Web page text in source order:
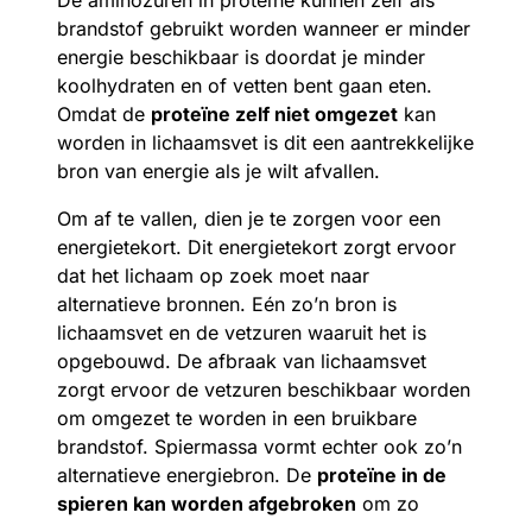
brandstof gebruikt worden wanneer er minder
energie beschikbaar is doordat je minder
koolhydraten en of vetten bent gaan eten.
Omdat de proteïne zelf niet omgezet kan
worden in lichaamsvet is dit een aantrekkelijke
bron van energie als je wilt afvallen.
Om af te vallen, dien je te zorgen voor een
energietekort. Dit energietekort zorgt ervoor
dat het lichaam op zoek moet naar
alternatieve bronnen. Eén zo’n bron is
lichaamsvet en de vetzuren waaruit het is
opgebouwd. De afbraak van lichaamsvet
zorgt ervoor de vetzuren beschikbaar worden
om omgezet te worden in een bruikbare
brandstof. Spiermassa vormt echter ook zo’n
alternatieve energiebron. De proteïne in de
spieren kan worden afgebroken om zo